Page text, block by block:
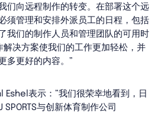
们向远程制作的转变。在部署这个远
须管理和安排外派员工的日程，包括
我们的制作人员和管理团队的可用时
解决方案使我们的工作更加轻松，并
多更好的内容。”
Eshel表示：”我们很荣幸地看到，日
与创新体育制作公司